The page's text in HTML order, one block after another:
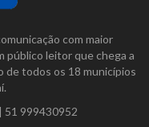
com maior
público leitor que chega a
de todos os 18 municípios
| 51 999430952